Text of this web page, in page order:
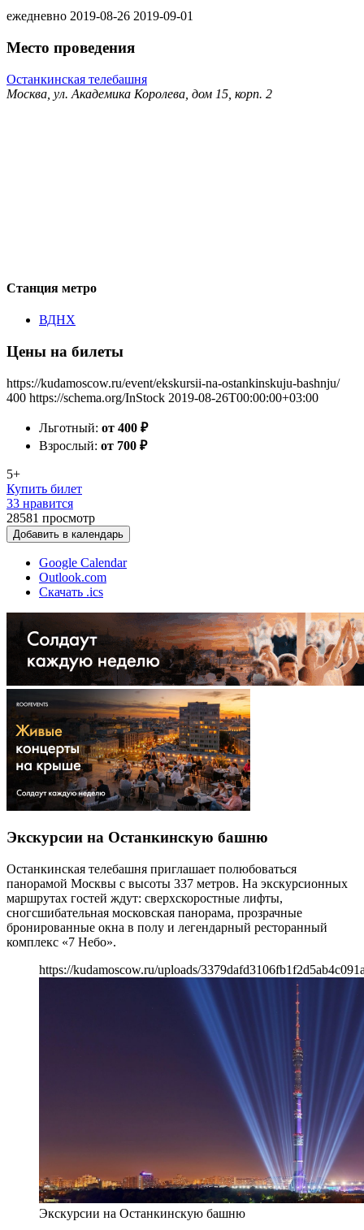
ежедневно 2019-08-26 2019-09-01
Место проведения
Останкинская телебашня
Москва, ул. Академика Королева, дом 15, корп. 2
Станция метро
ВДНХ
Цены на билеты
https://kudamoscow.ru/event/ekskursii-na-ostankinskuju-bashnju/
400 https://schema.org/InStock 2019-08-26T00:00:00+03:00
Льготный: от 400 ₽
Взрослый: от 700 ₽
5+
Купить билет
33 нравится
28581 просмотр
Добавить в календарь
Google Calendar
Outlook.com
Скачать .ics
Экскурсии на Останкинскую башню
Останкинская телебашня приглашает полюбоваться
панорамой Москвы с высоты 337 метров. На экскурсионных
маршрутах гостей ждут: сверхскоростные лифты,
сногсшибательная московская панорама, прозрачные
бронированные окна в полу и легендарный ресторанный
комплекс «7 Небо».
https://kudamoscow.ru/uploads/
Экскурсии на Останкинскую башню